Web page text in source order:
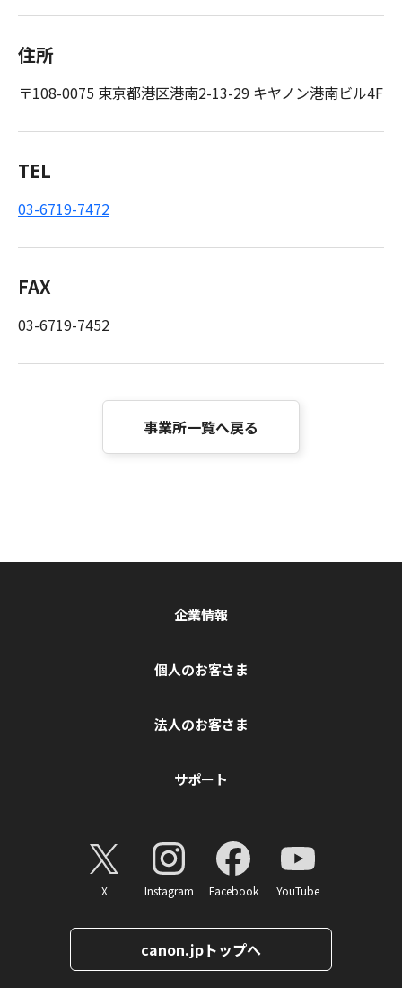
住所
〒108-0075 東京都港区港南2-13-29 キヤノン港南ビル4F
TEL
03-6719-7472
FAX
03-6719-7452
事業所一覧へ戻る
企業情報
個人のお客さま
法人のお客さま
サポート
X Instagram Facebook YouTube
canon.jpトップへ